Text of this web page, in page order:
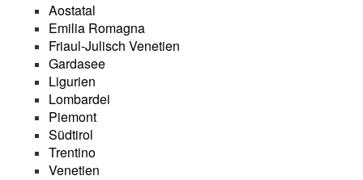
Aostatal
Emilia Romagna
Friaul-Julisch Venetien
Gardasee
Ligurien
Lombardei
Piemont
Südtirol
Trentino
Venetien